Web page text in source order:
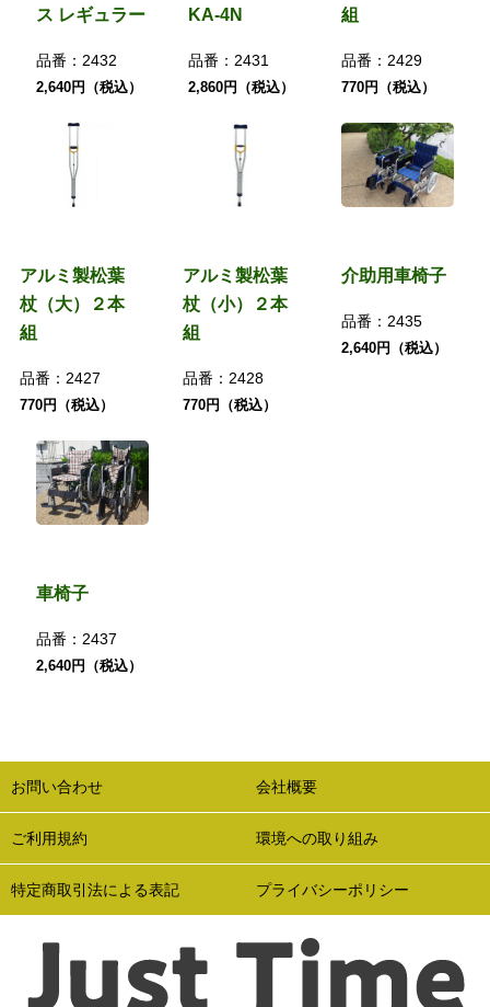
ス レギュラー
品番： 2432
2,640円（税込）
KA-4N
品番： 2431
2,860円（税込）
組
品番： 2429
770円（税込）
アルミ製松葉
杖（大）２本
組
品番： 2427
770円（税込）
アルミ製松葉
杖（小）２本
組
品番： 2428
770円（税込）
介助用車椅子
品番： 2435
2,640円（税込）
車椅子
品番： 2437
2,640円（税込）
お問い合わせ 会社概要
ご利用規約 環境への取り組み
特定商取引法による表記 プライバシーポリシー